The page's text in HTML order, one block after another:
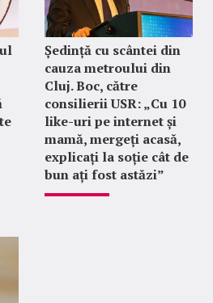
Ședință cu scântei din
cauza metroului din
Cluj. Boc, către
consilierii USR: „Cu 10
like-uri pe internet și
mamă, mergeți acasă,
explicați la soție cât de
bun ați fost astăzi”